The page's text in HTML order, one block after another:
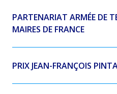
PARTENARIAT ARMÉE DE
MAIRES DE FRANCE
PRIX JEAN-FRANÇOIS